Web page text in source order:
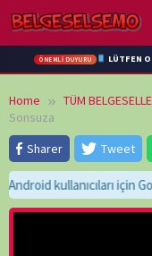
Skip
to
content
ÖNEMLİ DUYURU LÜTFEN
Home TÜM
Sonsuza
Sharer
Tweet
kullanıcıları için